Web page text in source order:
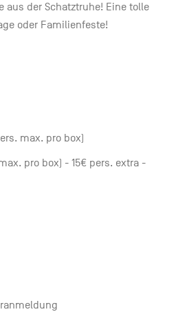
aus der Schatztruhe! Eine tolle
oder Familienfeste!
max. pro box)
pro box) - 15€ pers. extra -